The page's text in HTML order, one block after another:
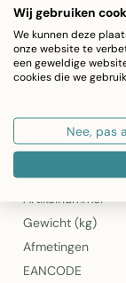
Set van 4
Materiaal:
Kleur: Multi
Mars & More
Specificaties
Artikelnummer
Gewicht (kg)
Afmetingen
EANCODE
Wij gebruiken
We kunnen deze
onze website te
een geweldige
cookies die we
Nee, pas